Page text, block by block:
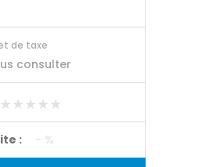
de taxe
consulter
★★★★★
★★★★★
: - %